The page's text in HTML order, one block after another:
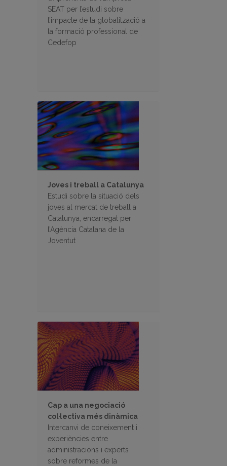
SEAT per l’estudi sobre
l’impacte de la globalització a
la formació professional de
Cedefop
Joves i treball a Catalunya
Estudi sobre la situació dels
joves al mercat de treball a
Catalunya, encarregat per
l’Agència Catalana de la
Joventut
Cap a una negociació
col·lectiva més dinàmica
Intercanvi de coneixement i
experiències entre
administracions i experts
sobre reformes de la